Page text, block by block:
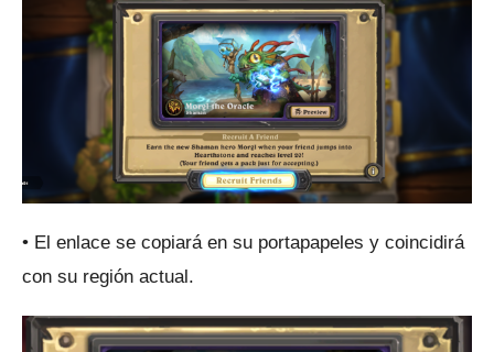
• El enlace se copiará en su portapapeles y coincidirá
con su región actual.